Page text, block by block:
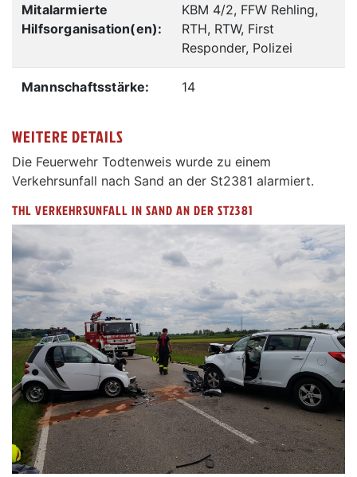
Mitalarmierte
Hilfsorganisation(en):
KBM 4/2, FFW Rehling,
RTH, RTW, First
Responder, Polizei
Mannschaftsstärke: 14
WEITERE DETAILS
Die Feuerwehr Todtenweis wurde zu einem
Verkehrsunfall nach Sand an der St2381 alarmiert.
THL VERKEHRSUNFALL IN SAND AN DER ST2381